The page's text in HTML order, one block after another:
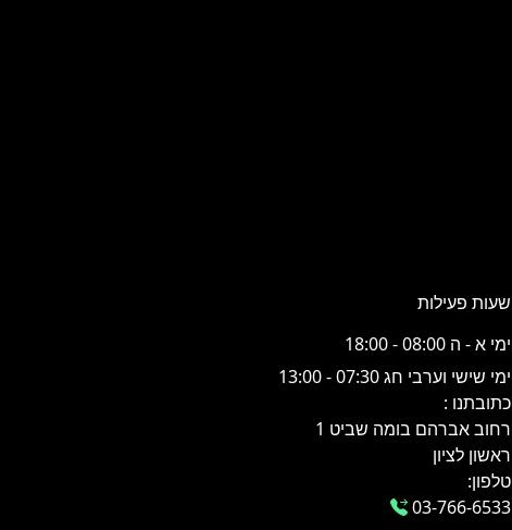
שעות פעילות
ימי א - ה 08:00 - 18:00
ימי שישי וערבי חג 07:30 - 13:00
כתובתנו :
רחוב אברהם בומה שביט 1
ראשון לציון
טלפון:
03-766-6533